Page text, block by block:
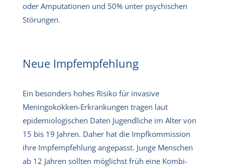
oder Amputationen und 50% unter psychischen
Störungen.
Neue Impfempfehlung
Ein besonders hohes Risiko für invasive
Meningokokken-Erkrankungen tragen laut
epidemiologischen Daten Jugendliche im Alter von
15 bis 19 Jahren. Daher hat die Impfkommission
ihre Impfempfehlung angepasst. Junge Menschen
ab 12 Jahren sollten möglichst früh eine Kombi-